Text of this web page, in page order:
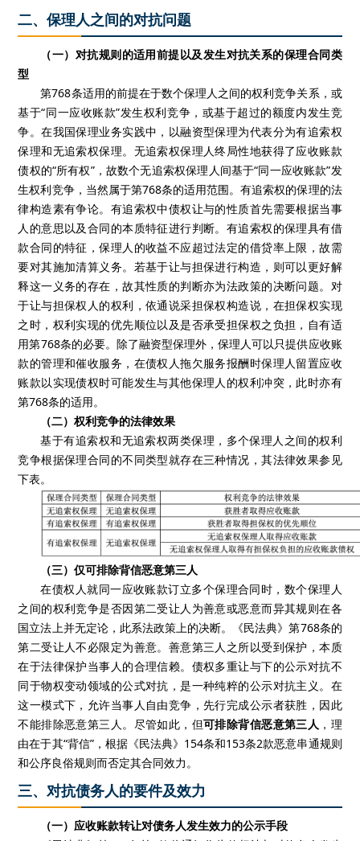
二、保理人之间的对抗问题
（一）对抗规则的适用前提以及发生对抗关系的保理合同类
型
第768条适用的前提在于数个保理人之间的权利竞争关系，或
基于“同一应收账款”发生权利竞争，或基于超过的额度内发生竞
争。在我国保理业务实践中，以融资型保理为代表分为有追索权
保理和无追索权保理。无追索权保理人终局性地获得了应收账款
债权的“所有权”，故数个无追索权保理人间基于“同一应收账款”发
生权利竞争，当然属于第768条的适用范围。有追索权的保理的法
律构造素有争论。有追索权中债权让与的性质首先需要根据当事
人的意思以及合同的本质特征进行判断。有追索权的保理具有借
款合同的特征，保理人的收益不应超过法定的借贷率上限，故需
要对其施加清算义务。若基于让与担保进行构造，则可以更好解
释这一义务的存在，故其性质的判断亦为法政策的决断问题。对
于让与担保权人的权利，依通说采担保权构造说，在担保权实现
之时，权利实现的优先顺位以及是否承受担保权之负担，自有适
用第768条的必要。除了融资型保理外，保理人可以只提供应收账
款的管理和催收服务，在债权人拖欠服务报酬时保理人留置应收
账款以实现债权时可能发生与其他保理人的权利冲突，此时亦有
第768条的适用。
（二）权利竞争的法律效果
基于有追索权和无追索权两类保理，多个保理人之间的权利
竞争根据保理合同的不同类型就存在三种情况，其法律效果参见
下表。
（三）仅可排除背信恶意第三人
在债权人就同一应收账款订立多个保理合同时，数个保理人
之间的权利竞争是否因第二受让人为善意或恶意而异其规则在各
国立法上并无定论，此系法政策上的决断。《民法典》第768条的
第二受让人不必限定为善意。善意第三人之所以受到保护，本质
在于法律保护当事人的合理信赖。债权多重让与下的公示对抗不
同于物权变动领域的公式对抗，是一种纯粹的公示对抗主义。在
这一模式下，允许当事人自由竞争，先行完成公示者获胜，因此
不能排除恶意第三人。尽管如此， 但可排除背信恶意第三人 ，理
由在于其“背信”，根据《民法典》 154条和153条2款恶意串通规则
和公序良俗规则而否定其合同效力。
三、对抗债务人的要件及效力
（一）应收账款转让对债务人发生效力的公示手段